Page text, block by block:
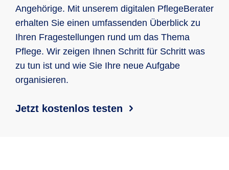
Angehörige. Mit unserem digitalen PflegeBerater
erhalten Sie einen umfassenden Überblick zu
Ihren Fragestellungen rund um das Thema
Pflege. Wir zeigen Ihnen Schritt für Schritt was
zu tun ist und wie Sie Ihre neue Aufgabe
organisieren.
Jetzt kostenlos testen